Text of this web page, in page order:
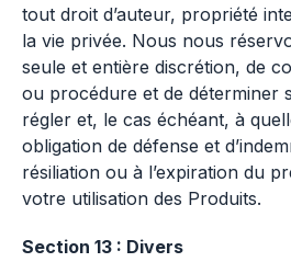
tout droit d’auteur, propriété
la vie privée. Nous nous
seule et entière discrétion, de
ou procédure et de déterminer
régler et, le cas échéant, à
obligation de défense et
résiliation ou à l’expiration du
votre utilisation des Produits.
Section 13 : Divers